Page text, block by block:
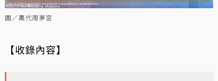
圖／萬代南夢宮
【收錄內容】